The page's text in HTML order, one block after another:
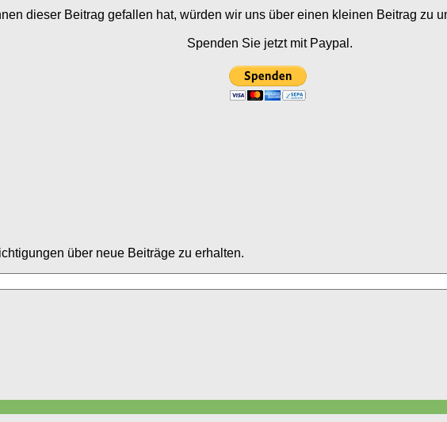
dieser Beitrag gefallen hat, würden wir uns über einen kleinen Beitrag zu
Spenden Sie jetzt mit Paypal.
über neue Beiträge zu erhalten.